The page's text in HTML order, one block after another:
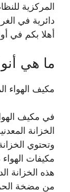
المركزية
دائرية في
أهلا بكم في
ما هي
مكيف الهواء
في مكيف
الخزانة
وتحتوي
مكيفات
هذه الخزانة
من مضخة